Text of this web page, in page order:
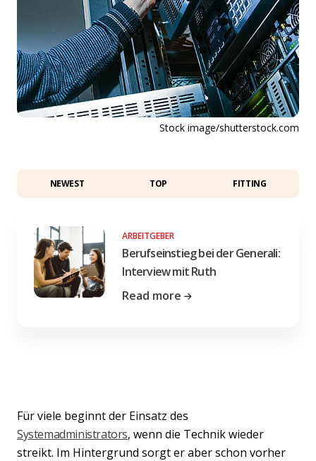
Stock image/shutterstock.com
NEWEST TOP FITTING
ARBEITGEBER
Berufseinstieg bei der Generali:
Interview mit Ruth
Read more
Für viele beginnt der Einsatz des
Systemadministrators, wenn die Technik wieder
streikt. Im Hintergrund sorgt er aber schon vorher